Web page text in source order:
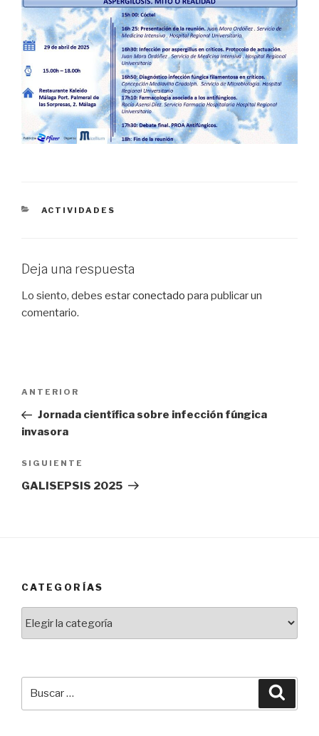
CATEGORÍAS
ACTIVIDADES
Deja una respuesta
Lo siento, debes estarconectado para publicar un
comentario.
entradas
Entrada
anterior:
ANTERIOR
Jornada científica sobre infección fúngica
invasora
Siguiente
entrada
SIGUIENTE
GALISEPSIS 2025
CATEGORÍAS